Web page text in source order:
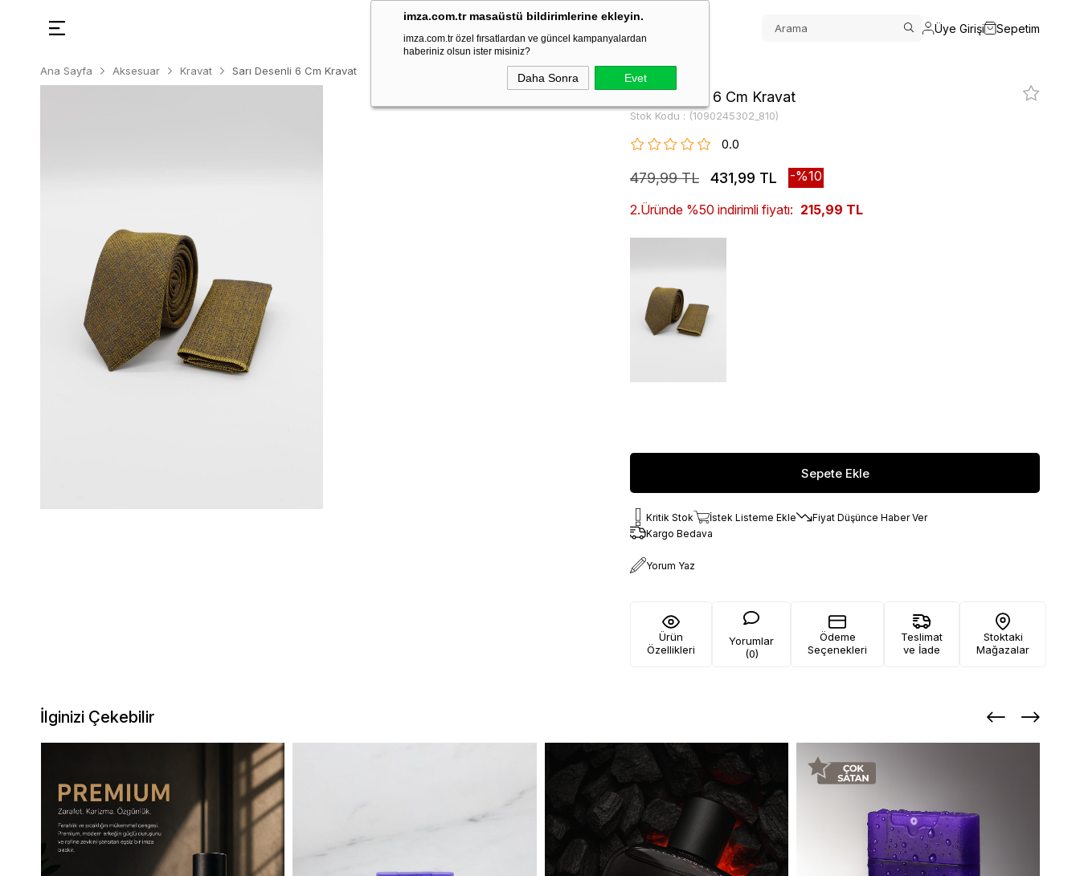
imza.com.tr masaüstü bildirimlerine ekleyin.
imza.com.tr özel fırsatlardan ve güncel kampanyalardan
haberiniz olsun ister misiniz?
Daha Sonra Evet
Üye Girişi Sepetim
Ana Sayfa Aksesuar Kravat Sarı Desenli 6 Cm Kravat
Sarı Desenli 6 Cm Kravat
Stok Kodu (1090245302_810)
0.0
479,99 TL 431,99 TL 10
2.Üründe %50 indirimli fiyatı: 215,99 TL
Kritik Stok İstek Listeme Ekle
Fiyat Düşünce Haber Ver
Kargo Bedava
Yorum Yaz
Ürün
Özellikleri
Yorumlar
(0)
Ödeme
Seçenekleri
Teslimat
ve İade
Stoktaki
Mağazalar
İlginizi Çekebilir